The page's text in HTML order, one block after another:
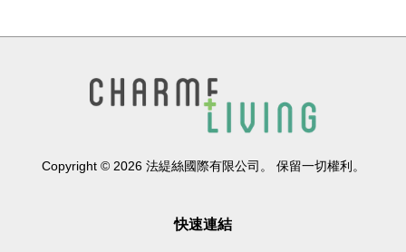
Copyright © 2026 法緹絲國際有限公司。 保留一切權利。
快速連結